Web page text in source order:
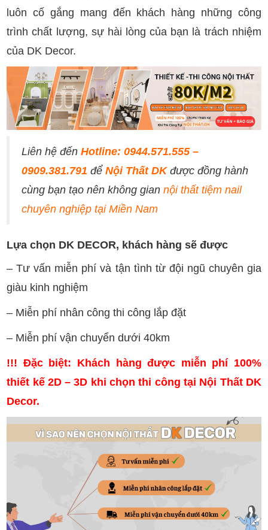
luôn cố gắng mang đến khách hàng những công
trình chất lượng, sự hài lòng của bạn là trách nhiệm
của DK Decor.
Liên hệ đếnHotline: 0944.571.555 –
0909.381.791 đểNội Thất DKđược đồng hành
cùng bạn tạo nên không giannội thất tiệm nail
chuyên nghiệp tại Miền Nam
Lựa chọn DK DECOR, khách hàng sẽ được
– Tư vấn miễn phí và tận tình từ đội ngũ chuyên gia
giàu kinh nghiệm
– Miễn phí nhân công thi công lắp đặt
– Miễn phí vận chuyển dưới 40km
!!! Đặc biệt: Khách hàng được miễn phí 100%
thiết kế 2D – 3D khi chọn thi công tại Nội Thất DK
Decor.